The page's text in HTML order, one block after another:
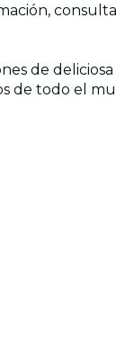
consulta
de deliciosa
de todo el